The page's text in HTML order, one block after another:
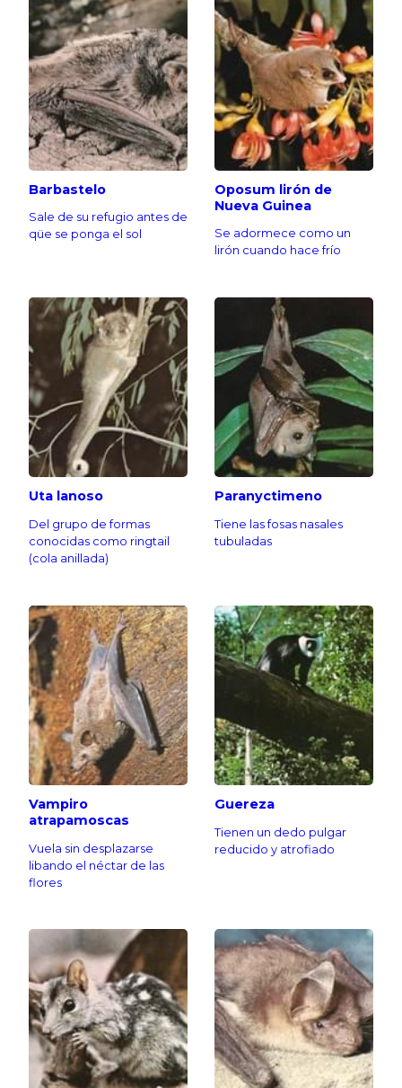
Barbastelo
Sale de su refugio antes de
qüe se ponga el sol
Oposum lirón de
Nueva Guinea
Se adormece como un
lirón cuando hace frío
Uta lanoso
Del grupo de formas
conocidas como ringtail
(cola anillada)
Paranyctimeno
Tiene las fosas nasales
tubuladas
Vampiro
atrapamoscas
Vuela sin desplazarse
libando el néctar de las
flores
Guereza
Tienen un dedo pulgar
reducido y atrofiado